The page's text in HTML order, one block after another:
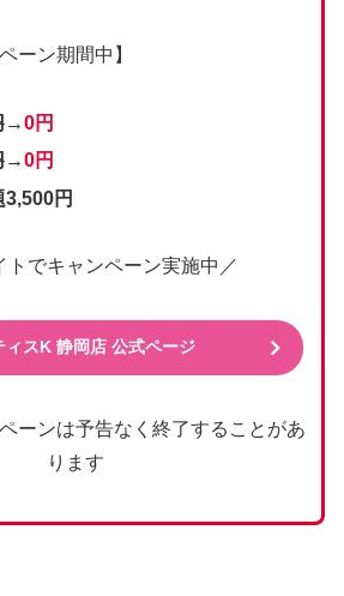
ーン期間中】
→0円
→0円
円
トでキャンペーン実施中／
ィスK 静岡店 公式ページ
ーンは予告なく終了することがあ
ります